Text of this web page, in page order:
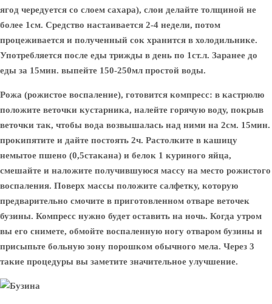
ягод чередуется со слоем сахара), слои делайте толщиной не
более 1см. Средство настаивается 2-4 недели, потом
процеживается и полученный сок хранится в холодильнике.
Употребляется после еды трижды в день по 1ст.л. Заранее до
еды за 15мин. выпейте 150-250мл простой воды.
Рожа (рожистое воспаление), готовится компресс: в кастрюлю
положите веточки кустарника, налейте горячую воду, покрыв
веточки так, чтобы вода возвышалась над ними на 2см. 15мин.
прокипятите и дайте постоять 2ч. Растолките в кашицу
немытое пшено (0,5стакана) и белок 1 куриного яйца,
смешайте и наложите получившуюся массу на место рожистого
воспаления. Поверх массы положите салфетку, которую
предварительно смочите в приготовленном отваре веточек
бузины. Компресс нужно будет оставить на ночь. Когда утром
вы его снимете, обмойте воспаленную ногу отваром бузины и
присыпьте больную зону порошком обычного мела. Через 3
такие процедуры вы заметите значительное улучшение.